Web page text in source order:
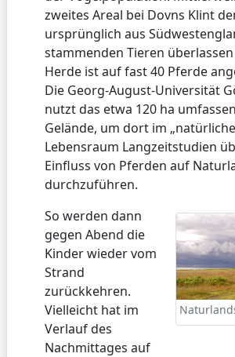
zweites Areal bei Dovns Klint
ursprünglich aus
stammenden Tieren
Herde ist auf fast 40 Pferde
Die Georg-August-Universität
nutzt das etwa 120 ha
Gelände, um dort im
Lebensraum Langzeitstudien
Einfluss von Pferden auf
durchzuführen.
So werden dann
gegen Abend die
Kinder wieder vom
Strand
zurückkehren.
Vielleicht hat im
Verlauf des
Nachmittages auf